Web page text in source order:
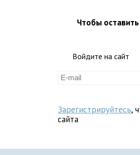
Чтобы
Войдите на сайт
Зарегистрируйтесь,
сайта